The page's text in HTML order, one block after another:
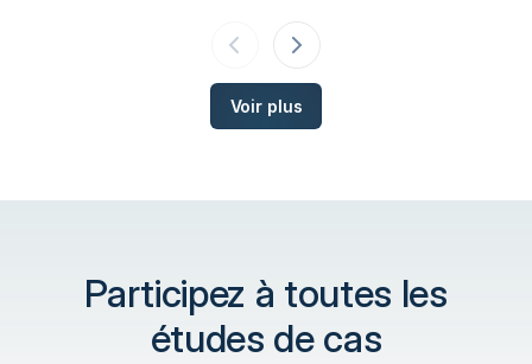
Voir plus
Participez à toutes les
études de cas